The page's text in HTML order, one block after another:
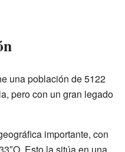
una población de 5122
pero con un gran legado
importante, con